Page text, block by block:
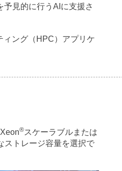
見的に行うAIに支援さ
ィング（HPC）アプリケ
Xeon®スケーラブルまたは
ストレージ容量を選択で